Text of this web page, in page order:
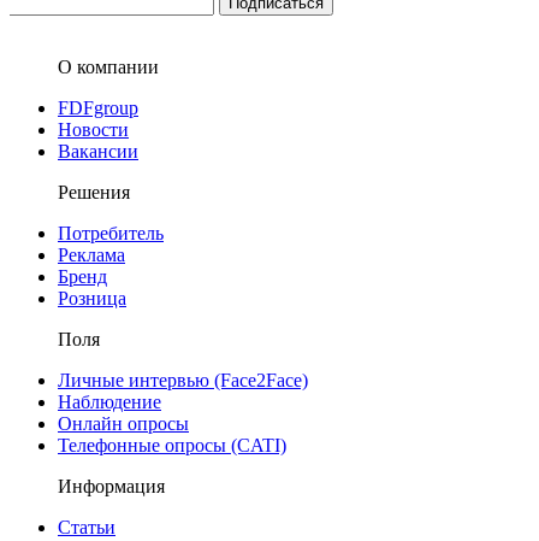
О компании
FDFgroup
Новости
Вакансии
Решения
Потребитель
Реклама
Бренд
Розница
Поля
Личные интервью (Face2Face)
Наблюдение
Онлайн опросы
Телефонные опросы (CATI)
Информация
Статьи